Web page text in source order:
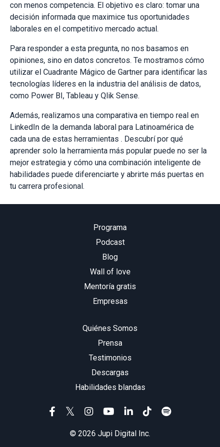
con menos competencia. El objetivo es claro: tomar una
decisión informada que maximice tus oportunidades
laborales en el competitivo mercado actual.
Para responder a esta pregunta, no nos basamos en
opiniones, sino en datos concretos. Te mostramos cómo
utilizar el Cuadrante Mágico de Gartner para identificar las
tecnologías líderes en la industria del análisis de datos,
como Power BI, Tableau y Qlik Sense.
Además, realizamos una comparativa en tiempo real en
LinkedIn de la demanda laboral para Latinoamérica de
cada una de estas herramientas . Descubrí por qué
aprender solo la herramienta más popular puede no ser la
mejor estrategia y cómo una combinación inteligente de
habilidades puede diferenciarte y abrirte más puertas en
tu carrera profesional.
Programa
Podcast
Blog
Wall of love
Mentoría gratis
Empresas
Quiénes Somos
Prensa
Testimonios
Descargas
Habilidades blandas
© 2026 Jupi Digital Inc.